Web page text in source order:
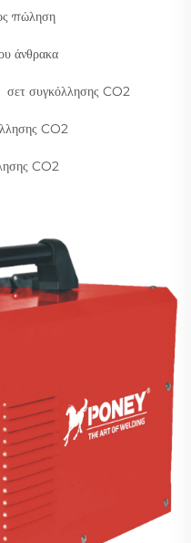
πώληση
άνθρακα
σετ συγκόλλησης CO2
CO2
CO2